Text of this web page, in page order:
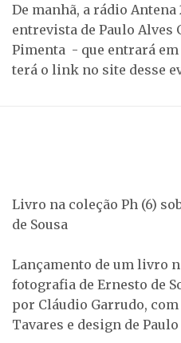
De manhã, a rádio
entrevista de Paulo
Pimenta - que entrará
terá o link no site desse
Livro na coleção Ph (6)
de Sousa
Lançamento de um livro
fotografia de Ernesto de
por Cláudio Garrudo,
Tavares e design de Paulo